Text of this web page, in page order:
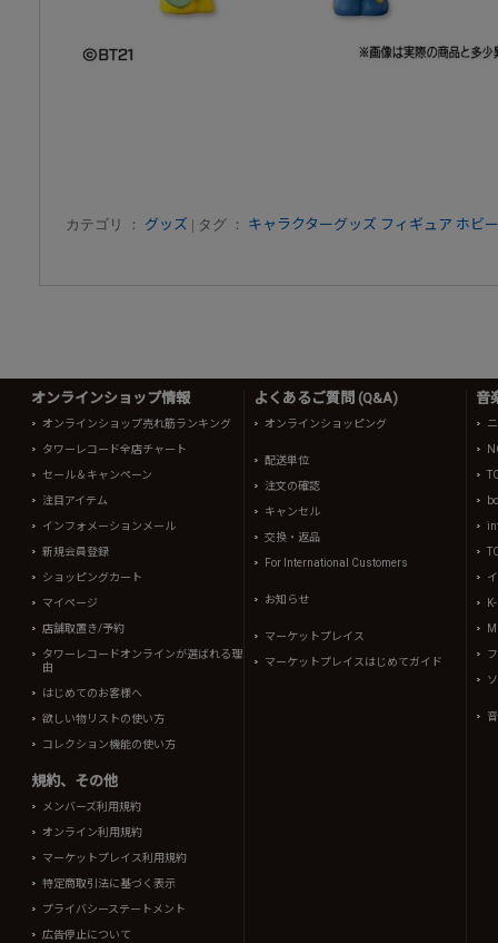
カテゴリ ： グッズ | タグ ： キャラクターグッズ フィギュア ホビー
オンラインショップ情報
オンラインショップ売れ筋ランキング
タワーレコード全店チャート
セール＆キャンペーン
注目アイテム
インフォメーションメール
新規会員登録
ショッピングカート
マイページ
店舗取置き/予約
タワーレコードオンラインが選ばれる理
由
はじめてのお客様へ
欲しい物リストの使い方
コレクション機能の使い方
規約、その他
メンバーズ利用規約
オンライン利用規約
マーケットプレイス利用規約
特定商取引法に基づく表示
プライバシーステートメント
広告停止について
よくあるご質問 (Q&A)
オンラインショッピング
配送単位
注文の確認
キャンセル
交換・返品
For International Customers
お知らせ
マーケットプレイス
マーケットプレイスはじめてガイド
音